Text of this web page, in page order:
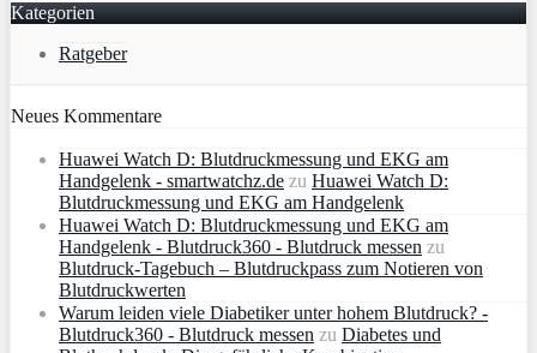
Kategorien
Ratgeber
Neues Kommentare
Huawei Watch D: Blutdruckmessung und EKG am
Handgelenk - smartwatchz.de zu Huawei Watch D:
Blutdruckmessung und EKG am Handgelenk
Huawei Watch D: Blutdruckmessung und EKG am
Handgelenk - Blutdruck360 - Blutdruck messen zu
Blutdruck-Tagebuch – Blutdruckpass zum Notieren von
Blutdruckwerten
Warum leiden viele Diabetiker unter hohem Blutdruck? -
Blutdruck360 - Blutdruck messen zu Diabetes und